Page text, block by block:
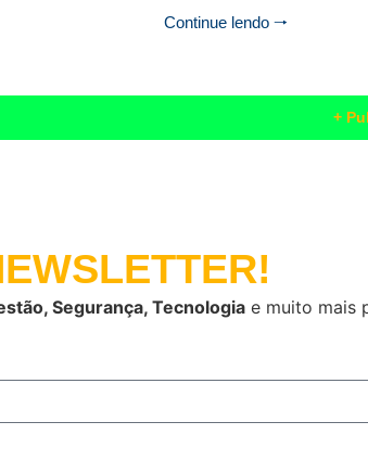
Continue lendo 🠒
+
Segurança, Tecnologia e muito mais